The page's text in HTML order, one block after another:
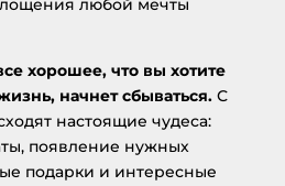
любой мечты
хорошее, что вы хотите
начнет сбываться.С
настоящие чудеса:
появление нужных
подарки и интересные